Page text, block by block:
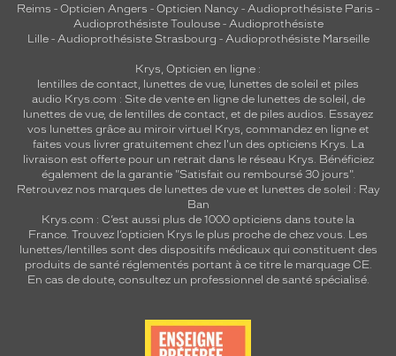
Reims - Opticien Angers - Opticien Nancy - Audioprothésiste Paris -
Audioprothésiste Toulouse- Audioprothésiste
Lille- Audioprothésiste Strasbourg - Audioprothésiste Marseille
Krys, Opticien en ligne :
lentilles de contact, lunettes de vue, lunettes de soleil et piles
audio Krys.com : Site de vente en ligne de lunettes de soleil, de
lunettes de vue, de lentilles de contact, et de piles audios. Essayez
vos lunettes grâce au miroir virtuel Krys, commandez en ligne et
faites vous livrer gratuitement chez l'un des opticiens Krys. La
livraison est offerte pour un retrait dans le réseau Krys. Bénéficiez
également de la garantie "Satisfait ou remboursé 30 jours".
Retrouvez nos marques de lunettes de vue et lunettes de soleil : Ray
Ban
Krys.com : C’est aussi plus de 1000 opticiens dans toute la
France. Trouvez l’opticien Krys le plus proche de chez vous. Les
lunettes/lentilles sont des dispositifs médicaux qui constituent des
produits de santé réglementés portant à ce titre le marquage CE.
En cas de doute, consultez un professionnel de santé spécialisé.